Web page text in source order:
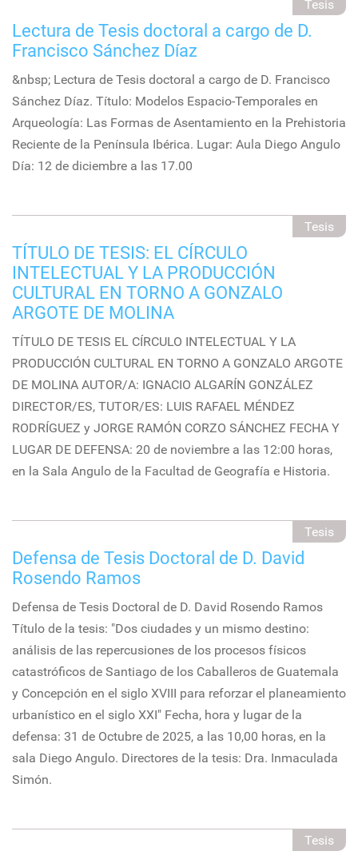
Tesis
Lectura de Tesis doctoral a cargo de D.
Francisco Sánchez Díaz
&nbsp; Lectura de Tesis doctoral a cargo de D. Francisco
Sánchez Díaz. Título: Modelos Espacio-Temporales en
Arqueología: Las Formas de Asentamiento en la Prehistoria
Reciente de la Península Ibérica. Lugar: Aula Diego Angulo
Día: 12 de diciembre a las 17.00
Tesis
TÍTULO DE TESIS: EL CÍRCULO
INTELECTUAL Y LA PRODUCCIÓN
CULTURAL EN TORNO A GONZALO
ARGOTE DE MOLINA
TÍTULO DE TESIS EL CÍRCULO INTELECTUAL Y LA
PRODUCCIÓN CULTURAL EN TORNO A GONZALO ARGOTE
DE MOLINA AUTOR/A: IGNACIO ALGARÍN GONZÁLEZ
DIRECTOR/ES, TUTOR/ES: LUIS RAFAEL MÉNDEZ
RODRÍGUEZ y JORGE RAMÓN CORZO SÁNCHEZ FECHA Y
LUGAR DE DEFENSA: 20 de noviembre a las 12:00 horas,
en la Sala Angulo de la Facultad de Geografía e Historia.
Tesis
Defensa de Tesis Doctoral de D. David
Rosendo Ramos
Defensa de Tesis Doctoral de D. David Rosendo Ramos
Título de la tesis: "Dos ciudades y un mismo destino:
análisis de las repercusiones de los procesos físicos
catastróficos de Santiago de los Caballeros de Guatemala
y Concepción en el siglo XVIII para reforzar el planeamiento
urbanístico en el siglo XXI" Fecha, hora y lugar de la
defensa: 31 de Octubre de 2025, a las 10,00 horas, en la
sala Diego Angulo. Directores de la tesis: Dra. Inmaculada
Simón.
Tesis